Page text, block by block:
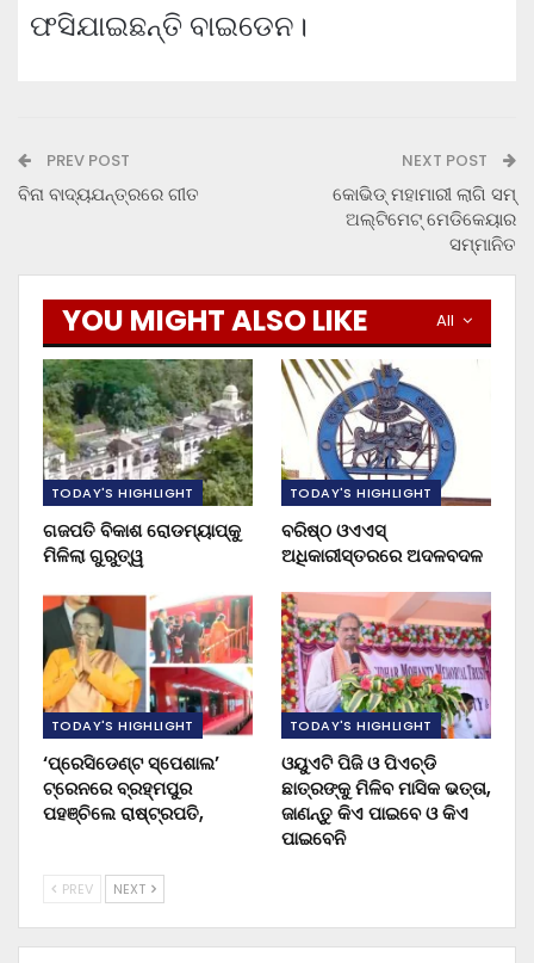
ଫସିଯାଇଛନ୍ତି ବାଇଡେନ।
PREV POST
ବିନା ବାଦ୍ୟଯନ୍ତ୍ରରେ ଗୀତ
NEXT POST
କୋଭିଡ୍ ମହାମାରୀ ଲାଗି ସମ୍
ଅଲ୍ଟିମେଟ୍ ମେଡିକେୟାର
ସମ୍ମାନିତ
All
YOU MIGHT ALSO LIKE
TODAY'S HIGHLIGHT
ଗଜପତି ବିକାଶ ରୋଡମ୍ୟାପ୍‌କୁ
ମିଳିଲା ଗୁରୁତ୍ୱ
TODAY'S HIGHLIGHT
ବରିଷ୍ଠ ଓଏଏସ୍‌
ଅଧିକାରୀସ୍ତରରେ ଅଦଳବଦଳ
TODAY'S HIGHLIGHT
‘ପ୍ରେସିଡେଣ୍ଟ ସ୍ପେଶାଲ’
ଟ୍ରେନରେ ବ୍ରହ୍ମପୁର
ପହଞ୍ଚିଲେ ରାଷ୍ଟ୍ରପତି,
TODAY'S HIGHLIGHT
ଓୟୁଏଟି ପିଜି ଓ ପିଏଚ୍‌ଡି
ଛାତ୍ରଙ୍କୁ ମିଳିବ ମାସିକ ଭତ୍ତା,
ଜାଣନ୍ତୁ କିଏ ପାଇବେ ଓ କିଏ
ପାଇବେନି
PREV NEXT